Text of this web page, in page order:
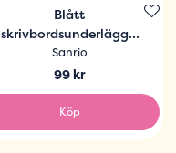
Blått
skrivbordsunderlägg -
Tuxedosam
Sanrio
99 kr
Köp